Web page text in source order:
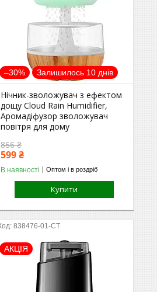
–30% Залишилось 10 днів
Нічник-зволожувач з ефектом
дощу Cloud Rain Humidifier,
Аромадіфузор зволожувач
повітря для дому
856 ₴
599 ₴
В наявності Оптом і в роздріб
Купити
838476-01-СТ
АКЦІЯ